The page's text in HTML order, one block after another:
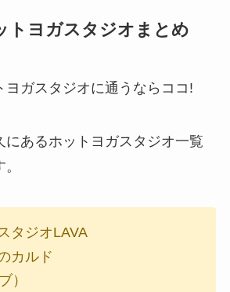
トヨガスタジオまとめ
ヨガスタジオに通うならココ!
にあるホットヨガスタジオ一覧
タジオLAVA
カルド
）